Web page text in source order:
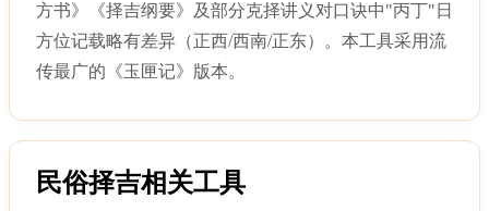
方书》《择吉纲要》及部分克择讲义对口诀中"丙丁"日
方位记载略有差异（正西/西南/正东）。本工具采用流
传最广的《玉匣记》版本。
民俗择吉相关工具